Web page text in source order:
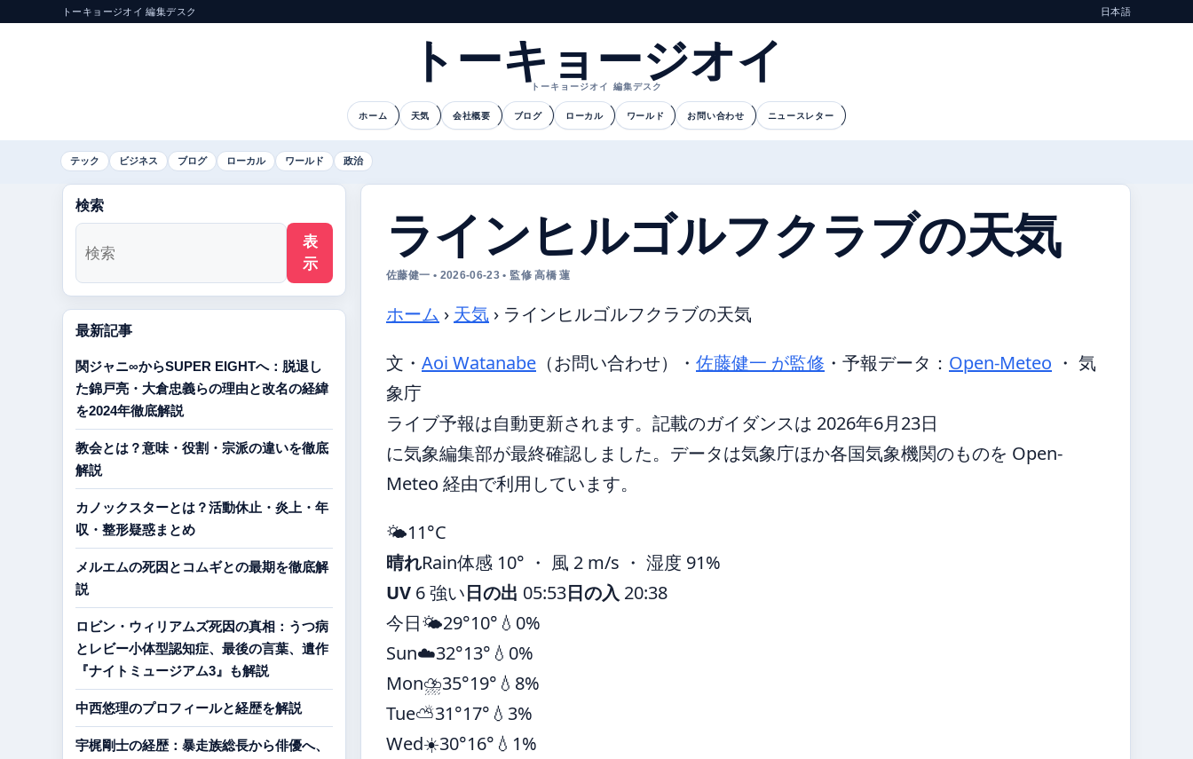
トーキョージオイ 編集デスク 日本語
トーキョージオイ
トーキョージオイ 編集デスク
ホーム 天気 会社概要 ブログ ローカル ワールド お問い合わせ ニュースレター
テック ビジネス ブログ ローカル ワールド 政治
ラインヒルゴルフクラブの天気
佐藤健一 • 2026-06-23 • 監修 高橋 蓮
ホーム › 天気 › ラインヒルゴルフクラブの天気
文・ Aoi Watanabe （お問い合わせ） ・ 佐藤健一 が監修 ・ 予報データ： Open-Meteo ・ 気
象庁
ライブ予報は自動更新されます。記載のガイダンスは 2026年6月23日
に気象編集部が最終確認しました。データは気象庁ほか各国気象機関のものを Open-
Meteo 経由で利用しています。
🌤️11°C
晴れRain体感 10° ・ 風 2 m/s ・ 湿度 91%
UV 6 強い日の出 05:53日の入 20:38
今日🌤️29°10° 💧0%
Sun☁️32°13° 💧0%
Mon⛈️35°19° 💧8%
Tue⛅31°17° 💧3%
Wed☀️30°16° 💧1%
検索
表
示
最新記事
関ジャニ∞からSUPER EIGHTへ：脱退し
た錦戸亮・大倉忠義らの理由と改名の経緯
を2024年徹底解説
教会とは？意味・役割・宗派の違いを徹底
解説
カノックスターとは？活動休止・炎上・年
収・整形疑惑まとめ
メルエムの死因とコムギとの最期を徹底解
説
ロビン・ウィリアムズ死因の真相：うつ病
とレビー小体型認知症、最後の言葉、遺作
『ナイトミュージアム3』も解説
中西悠理のプロフィールと経歴を解説
宇梶剛士の経歴：暴走族総長から俳優へ、